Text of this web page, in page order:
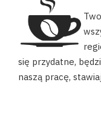
Nasz portal używa
naszych zasobów,
celach
się przydatne,
naszą pracę,